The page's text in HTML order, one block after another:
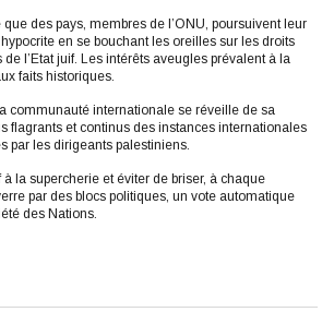
que des pays, membres de l’ONU, poursuivent leur
en se bouchant les oreilles sur les droits
l’Etat juif. Les intérêts aveugles prévalent à la
faits historiques.
communauté internationale se réveille de sa
flagrants et continus des instances internationales
par les dirigeants palestiniens.
la supercherie et éviter de briser, à chaque
par des blocs politiques, un vote automatique
des Nations.